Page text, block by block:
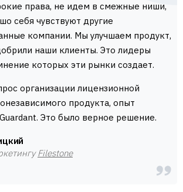
права, не идем в смежные ниши,
себя чувствуют другие
компании. Мы улучшаем продукт,
наши клиенты. Это лидеры
которых эти рынки создает.
организации лицензионной
продукта, опыт
Это было верное решение.
Filestone